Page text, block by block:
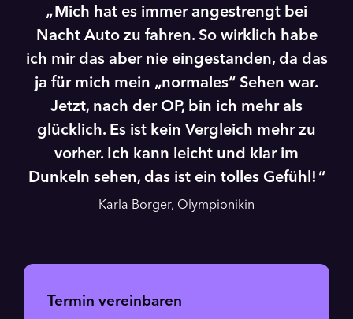
Mich hat es immer angestrengt bei
Nacht Auto zu fahren. So wirklich habe
ich mir das aber nie eingestanden, da das
ja für mich mein „normales“ Sehen war.
Jetzt, nach der OP, bin ich mehr als
glücklich. Es ist kein Vergleich mehr zu
vorher. Ich kann leicht und klar im
Dunkeln sehen, das ist ein tolles Gefühl!
Karla Borger, Olympionikin
Termin vereinbaren